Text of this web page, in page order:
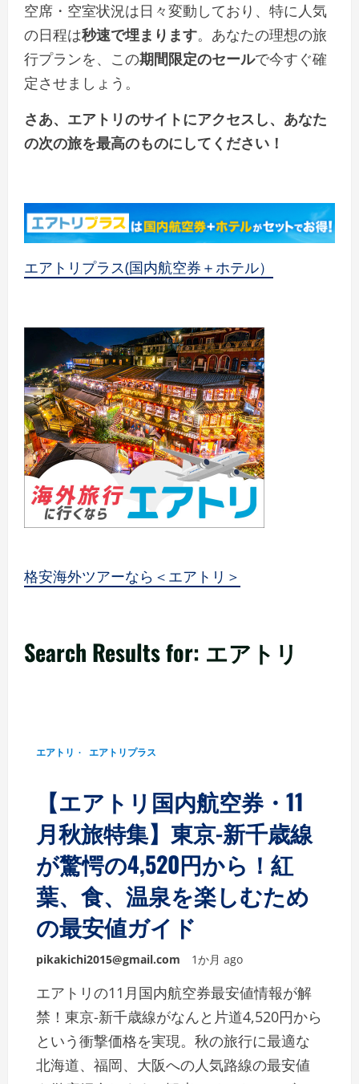
空席・空室状況は日々変動しており、特に人気
の日程は秒速で埋まります。あなたの理想の旅
行プランを、この期間限定のセールで今すぐ確
定させましょう。
さあ、エアトリのサイトにアクセスし、あなた
の次の旅を最高のものにしてください！
エアトリプラス(国内航空券＋ホテル）
格安海外ツアーなら＜エアトリ＞
Search Results for: エアトリ
エアトリ エアトリプラス
【エアトリ国内航空券・11
月秋旅特集】東京-新千歳線
が驚愕の4,520円から！紅
葉、食、温泉を楽しむため
の最安値ガイド
pikakichi2015@gmail.com 1か月 ago
エアトリの11月国内航空券最安値情報が解
禁！東京-新千歳線がなんと片道4,520円から
という衝撃価格を実現。秋の旅行に最適な
北海道、福岡、大阪への人気路線の最安値